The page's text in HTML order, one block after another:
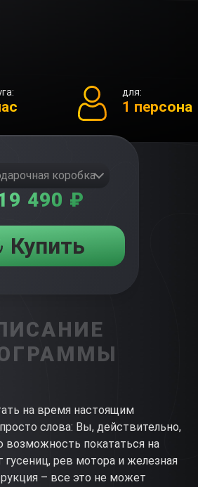
для:
1 персона
коробка
490 ₽
Купить
на время настоящим
слова: Вы, действительно,
возможность покататься на
рев мотора и железная
– все это не может